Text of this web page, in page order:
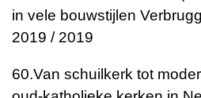
in vele bouwstijlen
2019 / 2019
60.Van schuilkerk tot